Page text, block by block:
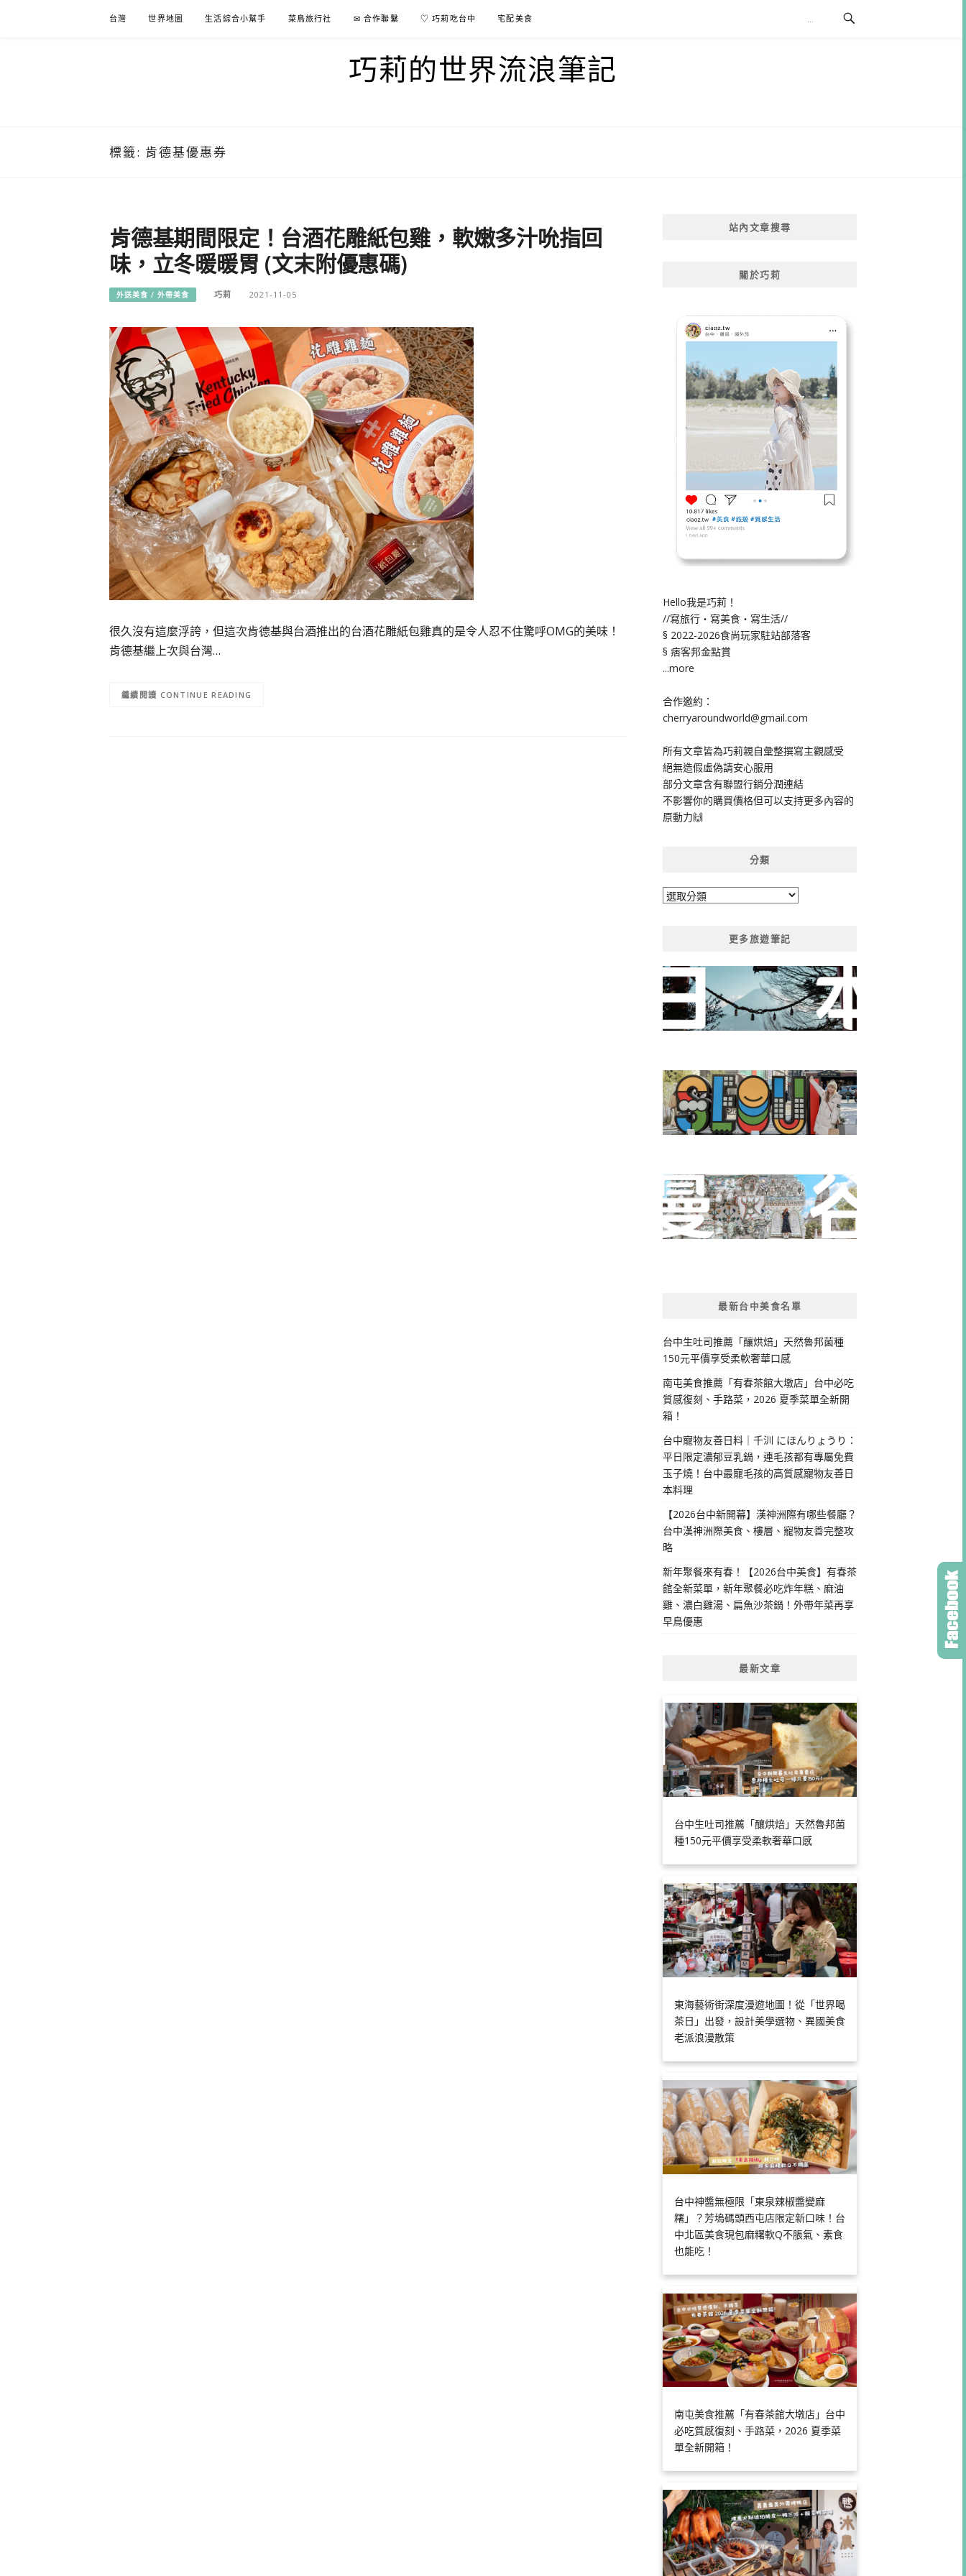
台灣 世界地圖 生活綜合小幫手 菜鳥旅行社 ✉ 合作聯繫 ♡ 巧莉吃台中 宅配美食
巧莉的世界流浪筆記
標籤: 肯德基優惠券
肯德基期間限定！台酒花雕紙包雞，軟嫩多汁吮指回
味，立冬暖暖胃 (文末附優惠碼)
外送美食 / 外帶美食 巧莉 2021-11-05
很久沒有這麼浮誇，但這次肯德基與台酒推出的台酒花雕紙包雞真的是令人忍不住驚呼OMG的美味！
肯德基繼上次與台灣…
CONTINUE READING
站內文章搜尋
關於巧莉
Hello我是巧莉！
//寫旅行・寫美食・寫生活//
§ 2022-2026食尚玩家駐站部落客
§ 痞客邦金點賞
...more
合作邀約：
cherryaroundworld@gmail.com
所有文章皆為巧莉親自彙整撰寫主觀感受
絕無造假虛偽請安心服用
部分文章含有聯盟行銷分潤連結
不影響你的購買價格但可以支持更多內容的
原動力🙌
分類
分
更多旅遊筆記
最新台中美食名單
台中生吐司推薦「釀烘焙」天然魯邦菌種
150元平價享受柔軟奢華口感
南屯美食推薦「有春茶館大墩店」台中必吃
質感復刻、手路菜，2026 夏季菜單全新開
箱！
台中寵物友善日料｜千汌 にほんりょうり：
平日限定濃郁豆乳鍋，連毛孩都有專屬免費
玉子燒！台中最寵毛孩的高質感寵物友善日
本料理
【2026台中新開幕】漢神洲際有哪些餐廳？
台中漢神洲際美食、樓層、寵物友善完整攻
略
新年聚餐來有春！【2026台中美食】有春茶
館全新菜單，新年聚餐必吃炸年糕、麻油
雞、濃白雞湯、扁魚沙茶鍋！外帶年菜再享
早鳥優惠
最新文章
台中生吐司推薦「釀烘焙」天然魯邦菌
種150元平價享受柔軟奢華口感
東海藝術街深度漫遊地圖！從「世界喝
茶日」出發，設計美學選物、異國美食
老派浪漫散策
台中神醬無極限「東泉辣椒醬變麻
糬」？芳塢碼頭西屯店限定新口味！台
中北區美食現包麻糬軟Q不脹氣、素食
也能吃！
南屯美食推薦「有春茶館大墩店」台中
必吃質感復刻、手路菜，2026 夏季菜
單全新開箱！